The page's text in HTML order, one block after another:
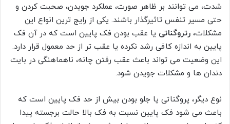
شدت، می توانند بر ظاهر صورت، عملکرد جویدن، صحبت کردن و
حتی مسیر تنفس تاثیرگذار باشند. یکی از رایج ترین انواع این
مشکلات، رتروگناتی یا عقب بودن فک پایین است که در آن فک
پایین به اندازه کافی رشد نکرده یا عقب تر از حد معمول قرار دارد.
این وضعیت می تواند باعث عقب رفتن چانه، ناهماهنگی در بایت
دندان ها و مشکلات جویدن شود.
نوع دیگر، پروگناتی یا جلو بودن بیش از حد فک پایین است که
باعث می شود فک پایین نسبت به فک بالا حالت برجسته پیدا